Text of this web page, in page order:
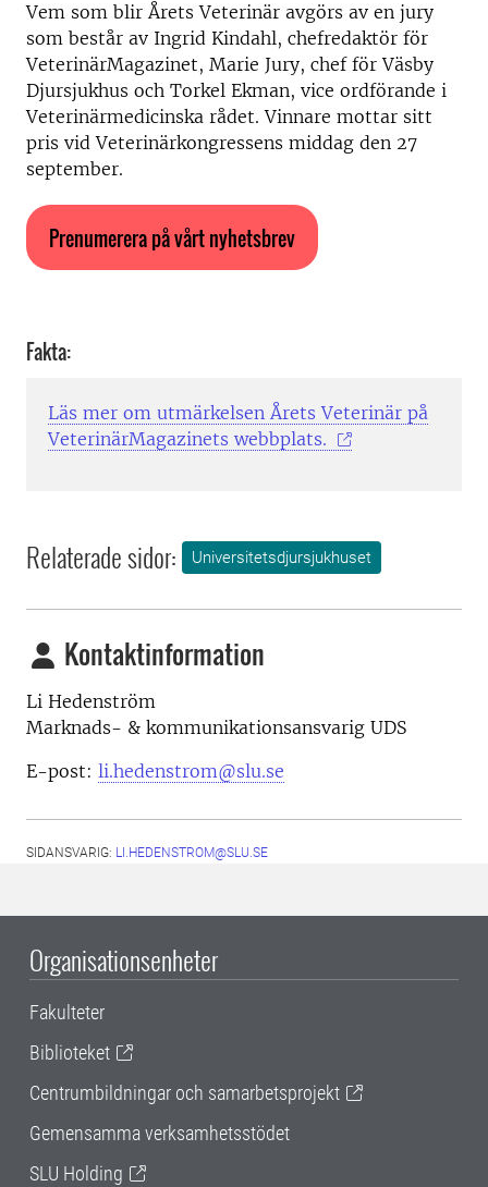
Vem som blir Årets Veterinär avgörs av en jury
som består av Ingrid Kindahl, chefredaktör för
VeterinärMagazinet, Marie Jury, chef för Väsby
Djursjukhus och Torkel Ekman, vice ordförande i
Veterinärmedicinska rådet. Vinnare mottar sitt
pris vid Veterinärkongressens middag den 27
september.
Prenumerera på vårt nyhetsbrev
Fakta:
Läs mer om utmärkelsen Årets Veterinär på
VeterinärMagazinets webbplats.
Relaterade sidor: Universitetsdjursjukhuset
Kontaktinformation
Li Hedenström
Marknads- & kommunikationsansvarig UDS
E-post: li.hedenstrom@slu.se
SIDANSVARIG: LI.HEDENSTROM@SLU.SE
Organisationsenheter
Fakulteter
Biblioteket
Centrumbildningar och samarbetsprojekt
Gemensamma verksamhetsstödet
SLU Holding